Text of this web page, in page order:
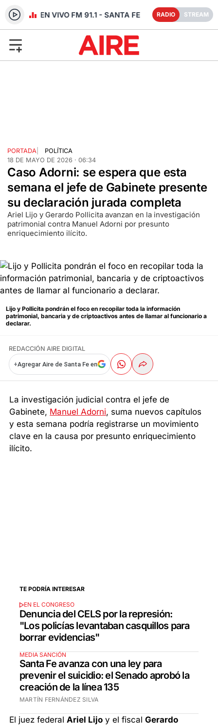
RADIO EN VIVO FM 91.1 - SANTA FE RADIO STREAM
PORTADA
POLÍTICA
18 DE MAYO DE 2026 · 06:34
Caso Adorni: se espera que esta
semana el jefe de Gabinete presente
su declaración jurada completa
Ariel Lijo y Gerardo Pollicita avanzan en la investigación
patrimonial contra Manuel Adorni por presunto
enriquecimiento ilícito.
Lijo y Pollicita pondrán el foco en recopilar toda la información
patrimonial, bancaria y de criptoactivos antes de llamar al funcionario a
declarar.
REDACCIÓN AIRE DIGITAL
+Agregar Aire de Santa Fe en
La investigación judicial contra el jefe de
Gabinete, Manuel Adorni, suma nuevos capítulos
y esta semana podría registrarse un movimiento
clave en la causa por presunto enriquecimiento
ilícito.
TE PODRÍA INTERESAR
EN EL CONGRESO
Denuncia del CELS por la represión:
"Los policías levantaban casquillos para
borrar evidencias"
MEDIA SANCIÓN
Santa Fe avanza con una ley para
prevenir el suicidio: el Senado aprobó la
creación de la línea 135
MARTÍN FERNÁNDEZ SILVA
El juez federal Ariel Lijo y el fiscalGerardo